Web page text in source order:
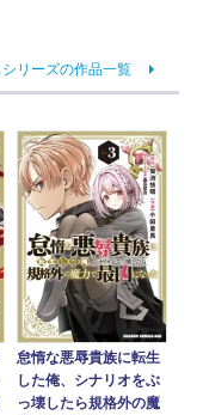
シリーズの作品一覧
怠惰な悪辱貴族に転生
した俺、シナリオをぶ
っ壊したら規格外の魔